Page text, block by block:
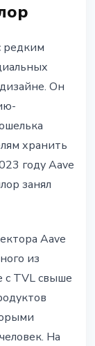
редким
Он
хранить
году Aave
занял
Aave
из
с TVL свыше
На